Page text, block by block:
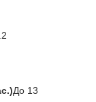
До 13